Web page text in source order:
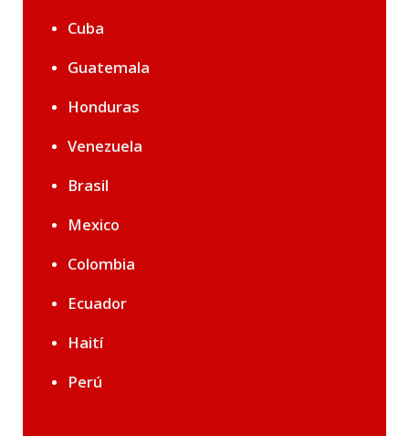
Cuba
Guatemala
Honduras
Venezuela
Brasil
Mexico
Colombia
Ecuador
Haití
Perú